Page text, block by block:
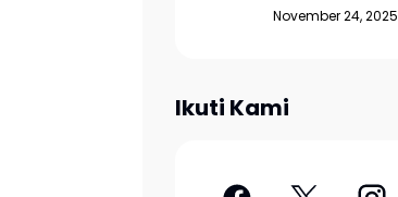
November 24, 2025
Ikuti Kami